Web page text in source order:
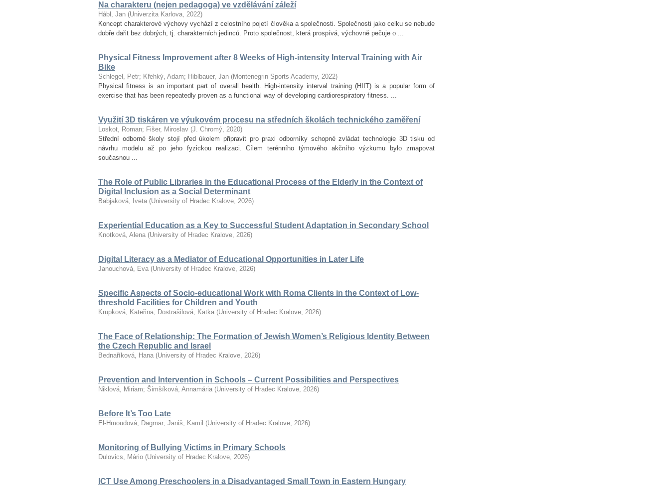
Na charakteru (nejen pedagoga) ve vzdělávání záleží
Hábl, Jan (Univerzita Karlova, 2022)
Koncept charakterové výchovy vychází z celostního pojetí člověka a společnosti. Společnosti jako celku se nebude
dobře dařit bez dobrých, tj. charakterních jedinců. Proto společnost, která prospívá, výchovně pečuje o ...
Physical Fitness Improvement after 8 Weeks of High-intensity Interval Training with Air
Bike
Schlegel, Petr; Křehký, Adam; Hiblbauer, Jan (Montenegrin Sports Academy, 2022)
Physical fitness is an important part of overall health. High-intensity interval training (HIIT) is a popular form of
exercise that has been repeatedly proven as a functional way of developing cardiorespiratory fitness. ...
Využití 3D tiskáren ve výukovém procesu na středních školách technického zaměření
Loskot, Roman; Fišer, Miroslav (J. Chromý, 2020)
Střední odborné školy stojí před úkolem připravit pro praxi odborníky schopné zvládat technologie 3D tisku od
návrhu modelu až po jeho fyzickou realizaci. Cílem terénního týmového akčního výzkumu bylo zmapovat
současnou ...
The Role of Public Libraries in the Educational Process of the Elderly in the Context of
Digital Inclusion as a Social Determinant
Babjaková, Iveta (University of Hradec Kralove, 2026)
Experiential Education as a Key to Successful Student Adaptation in Secondary School
Knotková, Alena (University of Hradec Kralove, 2026)
Digital Literacy as a Mediator of Educational Opportunities in Later Life
Janouchová, Eva (University of Hradec Kralove, 2026)
Specific Aspects of Socio-educational Work with Roma Clients in the Context of Low-
threshold Facilities for Children and Youth
Krupková, Kateřina; Dostrašilová, Katka (University of Hradec Kralove, 2026)
The Face of Relationship: The Formation of Jewish Women’s Religious Identity Between
the Czech Republic and Israel
Bednaříková, Hana (University of Hradec Kralove, 2026)
Prevention and Intervention in Schools – Current Possibilities and Perspectives
Niklová, Miriam; Šimšíková, Annamária (University of Hradec Kralove, 2026)
Before It’s Too Late
El-Hmoudová, Dagmar; Janiš, Kamil (University of Hradec Kralove, 2026)
Monitoring of Bullying Victims in Primary Schools
Dulovics, Mário (University of Hradec Kralove, 2026)
ICT Use Among Preschoolers in a Disadvantaged Small Town in Eastern Hungary